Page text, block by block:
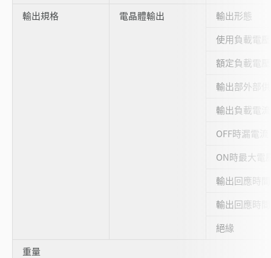
輸出規格
電晶體輸出
輸出形態
使用負載電
額定負載電壓
輸出部外部
輸出負載電流
OFF時漏電流
ON時最大電
輸出回應時
輸出回應時
絕緣
重量